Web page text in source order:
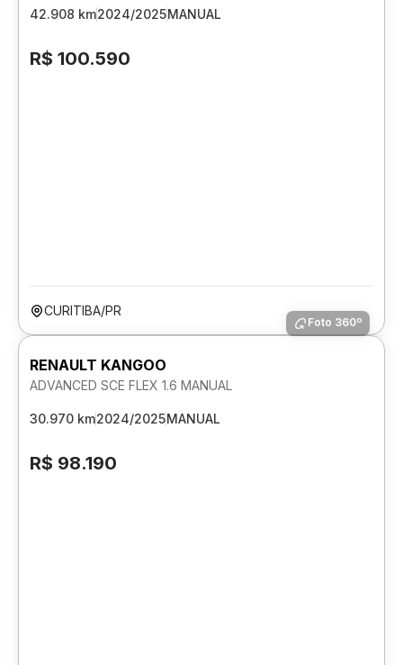
42.908 km2024/2025MANUAL
R$ 100.590
CURITIBA/PR
Foto 360º
RENAULT KANGOO
ADVANCED SCE FLEX 1.6 MANUAL
30.970 km2024/2025MANUAL
R$ 98.190